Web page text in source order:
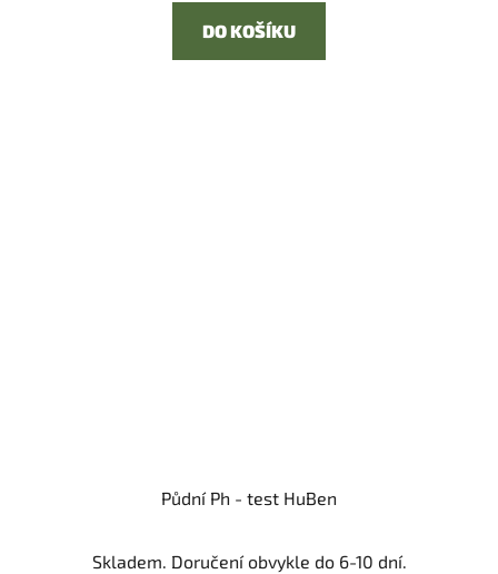
DO KOŠÍKU
Půdní Ph - test HuBen
Skladem. Doručení obvykle do 6-10 dní.